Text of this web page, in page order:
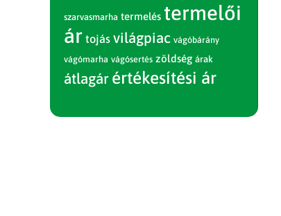
szarvasmarha termelés termelői
ár tojás világpiac vágóbárány
vágómarha vágósertés zöldség árak
átlagár értékesítési ár